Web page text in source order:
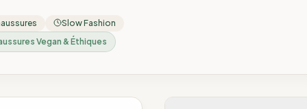
Slow Fashion
Vegan & Éthiques